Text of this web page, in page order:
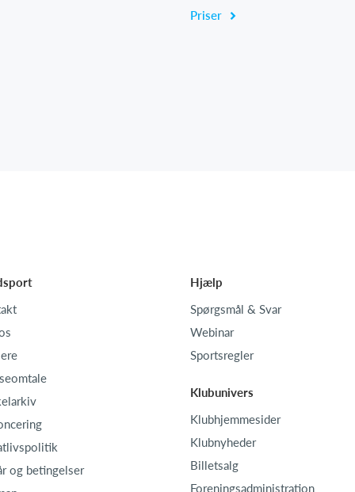
Priser
og betingelser
Hjælp
Spørgsmål & Svar
Webinar
Sportsregler
Klubunivers
Klubhjemmesider
Klubnyheder
Billetsalg
Foreningsadministration